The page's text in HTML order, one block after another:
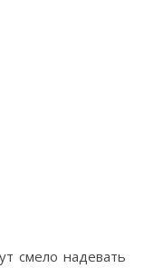
смело надевать